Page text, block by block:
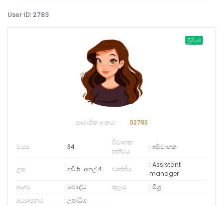
User ID: 2783
ප්‍රිමියම්
සාමාජික අංකය: 02783
වයස 34
විවාහක
තත්වය
අවිවාහක
උස අඩි 5 අඟල්4 වෘත්තිය
Assistant
manager
ආගම
බෞද්ධ කුලය
මිශ්‍ර
අධ්‍යාපනය
උපාධිය